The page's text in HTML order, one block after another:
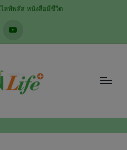
ลฟ์พลัส หนังสือมีชีวิต
youtube
modal-check